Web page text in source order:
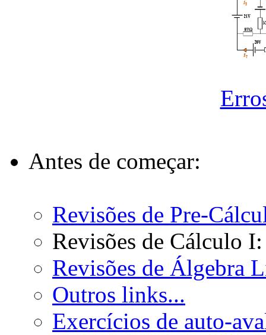
Antes de começar:
Revisões de Pre-
Revisões de Cálculo
Revisões de Álgebra
Outros links...
Exercícios de auto-